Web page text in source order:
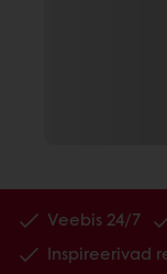
Veebis 24/7
Inspireerivad